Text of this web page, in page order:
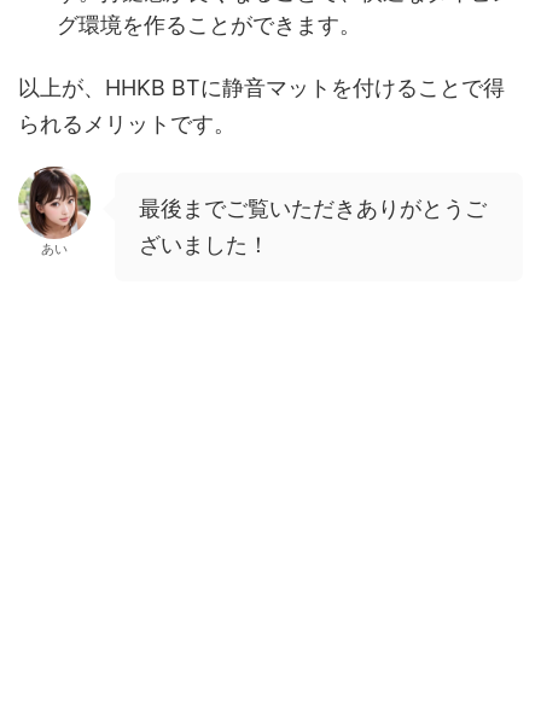
グ環境を作ることができます。
以上が、HHKB BTに静音マットを付けることで得
られるメリットです。
あい
最後までご覧いただきありがとうご
ざいました！